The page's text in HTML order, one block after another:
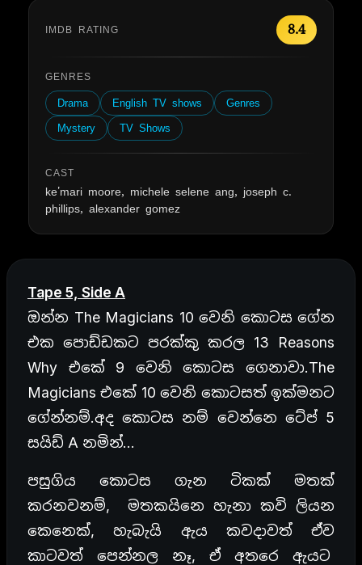
IMDB RATING 8.4
GENRES
Drama English TV shows
Genres
Mystery
TV Shows
CAST
ke'mari moore, michele selene ang, joseph c.
phillips, alexander gomez
Tape 5, Side A
ඔන්න The Magicians 10 වෙනි කොටස ගේන
එක පොඩ්ඩකට පරක්කු කරල 13 Reasons
Why එකේ 9 වෙනි කොටස ගෙනාවා.The
Magicians එකේ 10 වෙනි කොටසත් ඉක්මනට
ගේන්නම්.අද කොටස නම් වෙන්නෙ ටේප් 5
සයිඩ් A නමින්…
පසුගිය කොටස ගැන ටිකක් මතක්
කරනවනම්, මතකයිනෙ හැනා කවි ලියන
කෙනෙක්, හැබැයි ඇය කවදාවත් ඒව
කාටවත් පෙන්නල නෑ, ඒ අතරෙ ඇයට